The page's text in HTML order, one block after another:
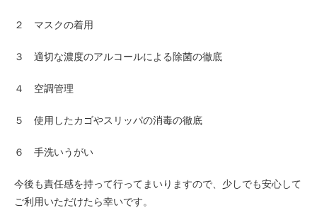
２ マスクの着用
３ 適切な濃度のアルコールによる除菌の徹底
４ 空調管理
５ 使用したカゴやスリッパの消毒の徹底
６ 手洗いうがい
今後も責任感を持って行ってまいりますので、少しでも安心して
ご利用いただけたら幸いです。